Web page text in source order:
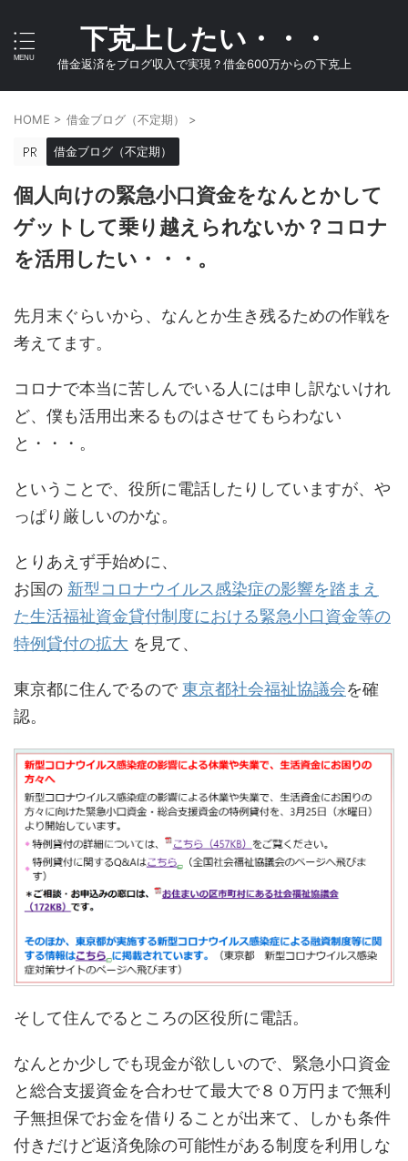
下克上したい・・・
借金返済をブログ収入で実現？借金600万からの下克上
HOME > 借金ブログ（不定期） >
借金ブログ（不定期）
個人向けの緊急小口資金をなんとかして
ゲットして乗り越えられないか？コロナ
を活用したい・・・。
先月末ぐらいから、なんとか生き残るための作戦を
考えてます。
コロナで本当に苦しんでいる人には申し訳ないけれ
ど、僕も活用出来るものはさせてもらわない
と・・・。
ということで、役所に電話したりしていますが、や
っぱり厳しいのかな。
とりあえず手始めに、
お国の 新型コロナウイルス感染症の影響を踏まえ
た生活福祉資金貸付制度における緊急小口資金等の
特例貸付の拡大 を見て、
東京都に住んでるので東京都社会福祉協議会を確
認。
そして住んでるところの区役所に電話。
なんとか少しでも現金が欲しいので、緊急小口資金
と総合支援資金を合わせて最大で８０万円まで無利
子無担保でお金を借りることが出来て、しかも条件
付きだけど返済免除の可能性がある制度を利用しな